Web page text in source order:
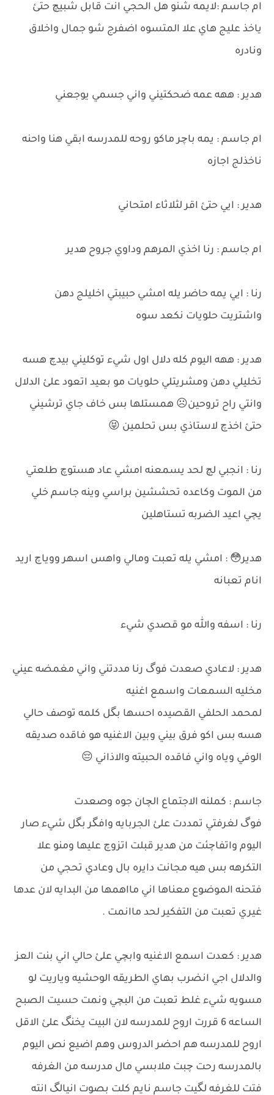
ام جاسم :لايمه شنو هل الحجي انت قابل شبيچ حتئ
ياخذ عليج هاي علا المتسوه اضفرج شو جمال واخلاق
ونادره
هدير : ههه عمه ضحكتيني واني جسمي يوجعني
ام جاسم : يمه باچر ماكو روحه للمدرسه ابقي هنا واحنه
ناخذلج اجازه
هدير : ايي حتئ اقر لثلاثاء امتحاني
ام جاسم : رنا اخذي المرهم وداوي جروح هدير
رنا : ايي يمه حاضر يله امشي حبيبتي اخليلج دهن
واشتريت حلويات نكعد سوه
هدير : ههه اليوم كله دلال اول شيء توكليني بيدچ هسه
تخليلي دهن ومشريتلي حلويات مو بعيد اتعود علئ الدلال
وانتي راح تروحين☹ همستلها بس خاف جاي ترشيني
حتئ اخذچ لاستاذي بس تحلمين 😝
رنا : انجبي لچ لحد يسمعنه امشي عاد هستوچ طلعتي
من الموت وكاعده تحششين براسي وينه جاسم خلي
يچي اعيد الضربه تستاهلين
هدير😳 : امشي يله تعبت ومالي واهس اسهر ووياچ اريد
انام تعبانه
رنا : اسفه والله مو قصدي شيء
هدير : لاعادي صعدت فوگ رنا مددتني واني مغمضه عيني
مخليه السمعات واسمع اغنيه
لمحمد الحلفي القصيده احسها بگل كلمه توصف حالي
هسه بس اكو فرق بيني وبين الاغنيه هو فاقده صديقه
الوفي وياه واني فاقده الحبيته والاذاني 😔
جاسم : كملنه الاجتماع الچان جوه وصعدت
فوگ لغرفتي تمددت علئ الجربايه وافگر بگل شيء صار
اليوم واتفاچئت من هدير قبلت اتزوچ عليها ومنو علا
التكرهه بس هيه مجانت دايره بال وعادي تحجي من
فتحنه الموضوع معناها اني مااهمها من البدايه لان عدها
غيري تعبت من التفكير لحد ماانمت .
هدير : كعدت اسمع الاغنيه وابچي علئ حالي اني بنت العز
والدلال اجي انضرب بهاي الطريقه الوحشيه وياريت لو
مسويه شيء غلط تعبت من البچي ونمت حسيت الصبح
الساعه 6 قررت اروح للمدرسه لان البيت يخنگ علئ الاقل
اروح للمدرسه هم احضر الدروس وهم اضيع نص اليوم
بالمدرسه رحت چبت ملابسي مال مدرسه من الغرفه
فتت للغرفه لگيت جاسم نايم كلت بصوت انيالگ انته